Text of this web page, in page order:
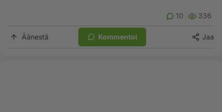
10 336
Äänestä Kommentoi Jaa